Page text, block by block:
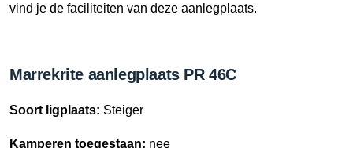
vind je de faciliteiten van deze aanlegplaats.
Marrekrite aanlegplaats PR 46C
Soort ligplaats: Steiger
Kamperen toegestaan: nee